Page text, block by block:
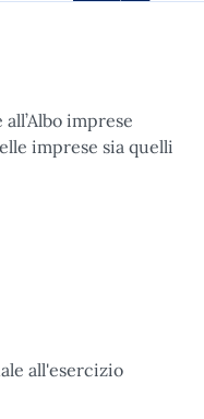
imprese
imprese sia quelli
all'esercizio